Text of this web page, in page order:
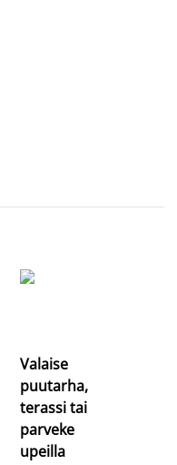
Valaise
puutarha,
terassi tai
parveke
upeilla